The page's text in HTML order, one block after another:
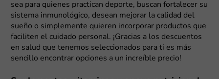
sea para quienes practican deporte, buscan fortalecer su
sistema inmunológico, desean mejorar la calidad del
sueño o simplemente quieren incorporar productos que
faciliten el cuidado personal. ¡Gracias a los descuentos
en salud que tenemos seleccionados para ti es más
sencillo encontrar opciones a un increíble precio!